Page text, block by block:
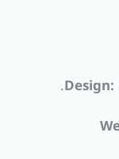
Design: